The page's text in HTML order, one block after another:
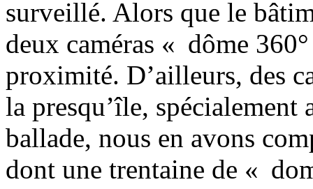
surveillé. Alors que le
deux caméras « dôme
proximité. D’ailleurs, des
la presqu’île,
ballade, nous en avons
dont une trentaine de «